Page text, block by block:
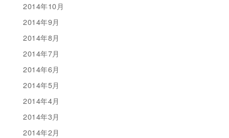
2014年10月
2014年9月
2014年8月
2014年7月
2014年6月
2014年5月
2014年4月
2014年3月
2014年2月